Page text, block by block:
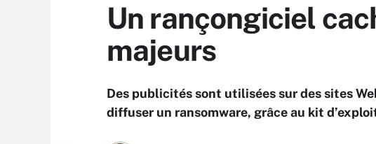
Un rançongiciel
majeurs
Des publicités sont utilisées sur des sites
diffuser un ransomware, grâce au kit